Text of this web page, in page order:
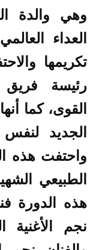
وهي والدة
العداء
تكريمها
رئيسة فريق
القوى، كما
الجديد
واحتفت هذه
الطبيعي
هذه الدورة
نجم الأغنية